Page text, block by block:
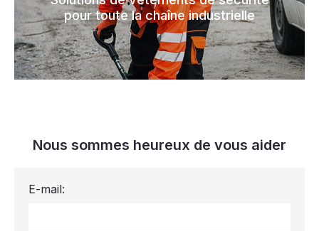
pour toute la chaîne industrielle
Nous sommes heureux de vous aider
E-mail: